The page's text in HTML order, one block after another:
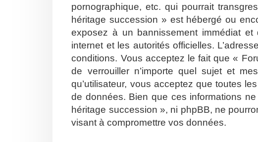
pornographique, etc. qui pourrait
héritage succession » est hébergé ou
exposez à un bannissement immédiat et
internet et les autorités officielles.
conditions. Vous acceptez le fait que «
de verrouiller n’importe quel sujet et
qu’utilisateur, vous acceptez que toutes
de données. Bien que ces informations
héritage succession », ni phpBB, ne
visant à compromettre vos données.